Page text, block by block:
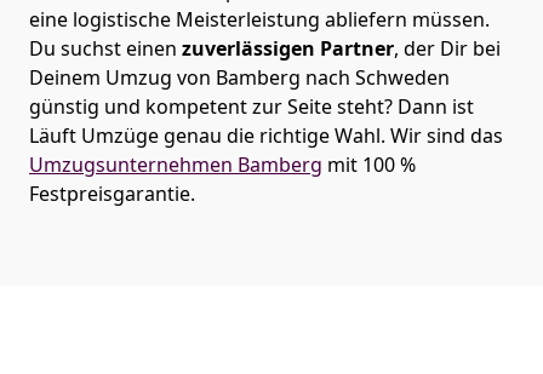
eine logistische Meisterleistung abliefern müssen.
Du suchst einen zuverlässigen Partner, der Dir bei
Deinem Umzug von Bamberg nach Schweden
günstig und kompetent zur Seite steht? Dann ist
Läuft Umzügegenau die richtige Wahl. Wir sind das
Umzugsunternehmen Bamberg mit 100 %
Festpreisgarantie.